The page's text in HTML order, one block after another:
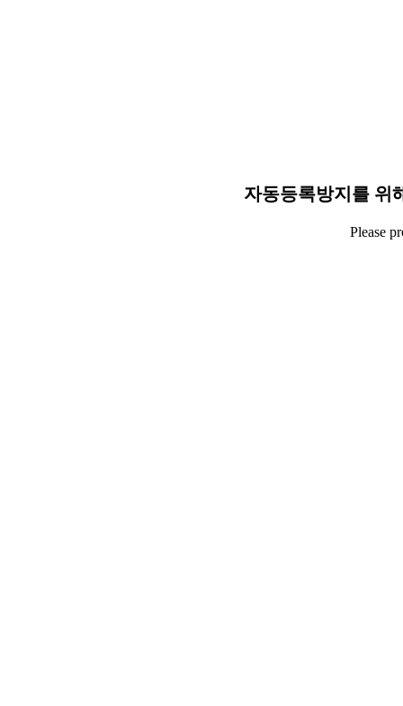
자동등록방지를 위
Please